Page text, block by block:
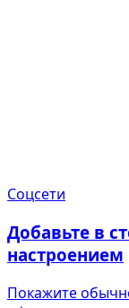
Соцсети
Добавьте в
настроением
Покажите